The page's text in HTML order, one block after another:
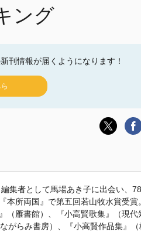
ング
刊情報が届くようになります！
集者として馬場あき子に出会い、
本所両国』で第五回若山牧水賞受賞
（雁書館）、『小高賢歌集』（現代
がらみ書房）、『小高賢作品集』（